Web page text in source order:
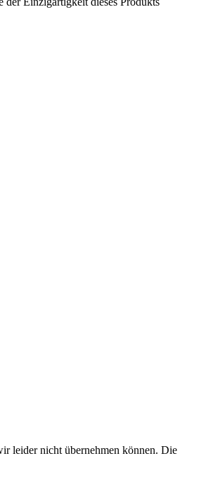
leider nicht übernehmen können. Die